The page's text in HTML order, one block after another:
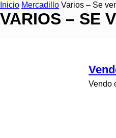
Inicio Mercadillo Varios – Se
VARIOS – SE
Vendo